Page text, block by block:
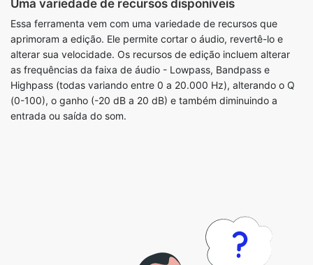
as frequências da faixa de áudio - Lowpass, Bandpass e
Highpass (todas variando entre 0 a 20.000 Hz), alterando o Q
(0-100), o ganho (-20 dB a 20 dB) e também diminuindo a
entrada ou saída do som.